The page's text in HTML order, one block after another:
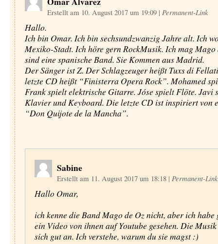
Erstellt am 10. August 2017 um 19:09 | Permanent-Link
Hallo.
Ich bin Omar. Ich bin sechsundzwanzig Jahre alt. Ich
Mexiko-Stadt. Ich höre gern RockMusik. Ich mag Mago
sind eine spanische Band. Sie Kommen aus Madrid.
Der Sänger ist Z. Der Schlagzeuger heißt Tuxs di
letzte CD heißt “Finisterra Opera Rock”. Mohamed
Frank spielt elektrische Gitarre. Jóse spielt Flöte. Javi
Klavier und Keyboard. Die letzte CD ist inspiriert von
“Don Quijote de la Mancha”.
Sabine
Erstellt am 11. August 2017 um 18:18 | Permanent-Link
Hallo Omar,
ich kenne die Band Mago de Oz nicht, aber ich habe
ein Video von ihnen auf Youtube gesehen. Die
sich gut an. Ich verstehe, warum du sie magst :)